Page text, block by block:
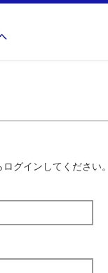
グインしてください。